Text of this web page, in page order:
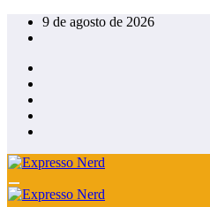
Pular
para
conteúdo
9 de agosto de 2026